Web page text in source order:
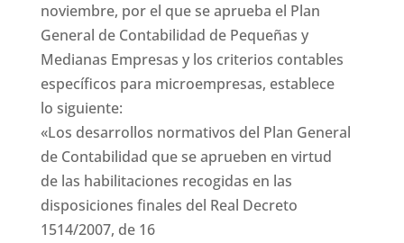
noviembre, por el que se aprueba el Plan
General de Contabilidad de Pequeñas y
Medianas Empresas y los criterios contables
específicos para microempresas, establece
lo siguiente:
«Los desarrollos normativos del Plan General
de Contabilidad que se aprueben en virtud
de las habilitaciones recogidas en las
disposiciones finales del Real Decreto
1514/2007, de 16